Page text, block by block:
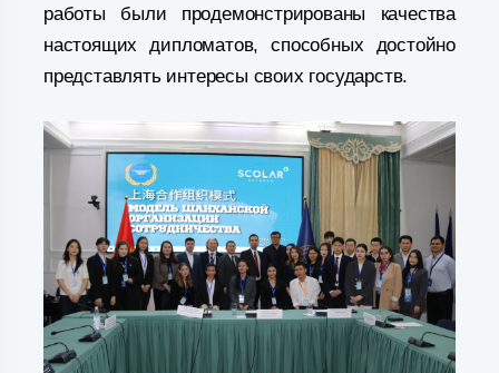
работы были продемонстрированы качества
настоящих дипломатов, способных достойно
представлять интересы своих государств.